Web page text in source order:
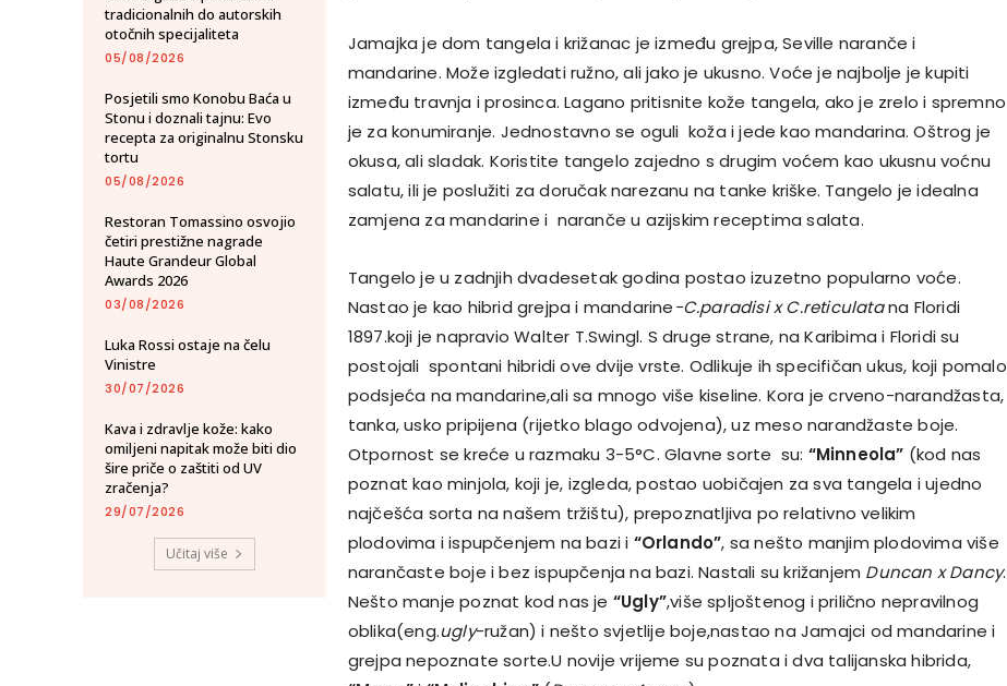
tradicionalnih do autorskih
otočnih specijaliteta
05/08/2026
Posjetili smo Konobu Baća u
Stonu i doznali tajnu: Evo
recepta za originalnu Stonsku
tortu
05/08/2026
Restoran Tomassino osvojio
četiri prestižne nagrade
Haute Grandeur Global
Awards 2026
03/08/2026
Luka Rossi ostaje na čelu
Vinistre
30/07/2026
Kava i zdravlje kože: kako
omiljeni napitak može biti dio
šire priče o zaštiti od UV
zračenja?
29/07/2026
Učitaj više
Jamajka je dom tangela i križanac je između grejpa, Seville naranče i
mandarine. Može izgledati ružno, ali jako je ukusno. Voće je najbolje je kupiti
između travnja i prosinca. Lagano pritisnite kože tangela, ako je zrelo i spremno
je za konumiranje. Jednostavno se oguli koža i jede kao mandarina. Oštrog je
okusa, ali sladak. Koristite tangelo zajedno s drugim voćem kao ukusnu voćnu
salatu, ili je poslužiti za doručak narezanu na tanke kriške. Tangelo je idealna
zamjena za mandarine i naranče u azijskim receptima salata.
Tangelo je u zadnjih dvadesetak godina postao izuzetno popularno voće.
Nastao je kao hibrid grejpa i mandarine-C.paradisi x C.reticulatana Floridi
1897.koji je napravio Walter T.Swingl. S druge strane, na Karibima i Floridi su
postojali spontani hibridi ove dvije vrste. Odlikuje ih specifičan ukus, koji pomalo
podsjeća na mandarine,ali sa mnogo više kiseline. Kora je crveno-narandžasta,
tanka, usko pripijena (rijetko blago odvojena), uz meso narandžaste boje.
Otpornost se kreće u razmaku 3-5°C. Glavne sorte su: “Minneola” (kod nas
poznat kao minjola, koji je, izgleda, postao uobičajen za sva tangela i ujedno
najčešća sorta na našem tržištu), prepoznatljiva po relativno velikim
plodovima i ispupčenjem na bazi i “Orlando”, sa nešto manjim plodovima više
narančaste boje i bez ispupčenja na bazi. Nastali su križanjem Duncan x Dancy.
Nešto manje poznat kod nas je “Ugly”,više spljoštenog i prilično nepravilnog
oblika(eng.ugly-ružan) i nešto svjetlije boje,nastao na Jamajci od mandarine i
grejpa nepoznate sorte.U novije vrijeme su poznata i dva talijanska hibrida,